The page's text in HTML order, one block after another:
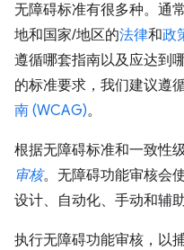
无障碍标准有很多种。通
地和国家/地区的法律和政
遵循哪套指南以及应达到
的标准要求，我们建议遵
南 (WCAG)。
根据无障碍标准和一致性
审核。无障碍功能审核会
设计、自动化、手动和辅
执行无障碍功能审核，以